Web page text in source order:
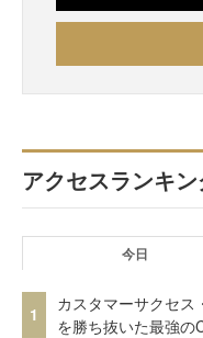
アクセスランキ
今日
1
カスタマーサクセス
を勝ち抜いた最強の